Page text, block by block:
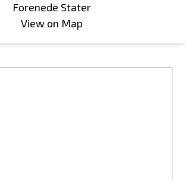
Forenede Stater
View on Map